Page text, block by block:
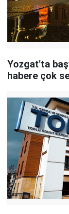
Yozgat'ta
habere çok